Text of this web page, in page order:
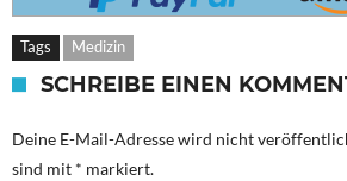
Tags Medizin
SCHREIBE EINEN
Deine E-Mail-Adresse wird nicht
sind mit * markiert.